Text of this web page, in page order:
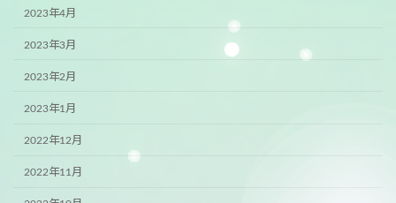
2023年4月
2023年3月
2023年2月
2023年1月
2022年12月
2022年11月